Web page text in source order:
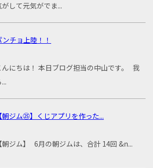
がして元気がでま...
ンチョ上陸！！
んにちは！ 本日ブログ担当の中山です。 我
【朝ジム㉕】くじアプリを作った...
【朝ジム】 6月の朝ジムは、合計 14回 &n...